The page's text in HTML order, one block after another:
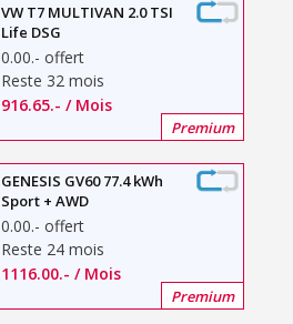
VW T7 MULTIVAN 2.0 TSI
Life DSG
0.00.- offert
Reste 32 mois
916.65.- / Mois
Premium
GENESIS GV60 77.4 kWh
Sport + AWD
0.00.- offert
Reste 24 mois
1116.00.- / Mois
Premium